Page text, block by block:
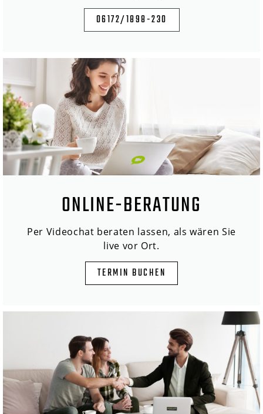
06172/1898-230
ONLINE-BERATUNG
Per Videochat beraten lassen, als wären Sie
live vor Ort.
TERMIN BUCHEN